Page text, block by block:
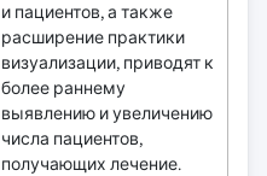
и пациентов, а также
расширение практики
визуализации, приводят к
более раннему
выявлению и увеличению
числа пациентов,
получающих лечение.